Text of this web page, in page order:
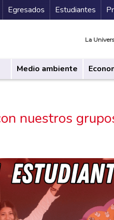
Secundario
Egresados Estudiantes
La
Medio ambiente
nuestros